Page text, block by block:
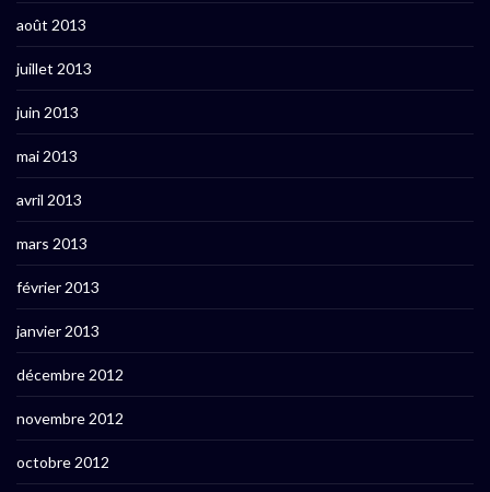
août 2013
juillet 2013
juin 2013
mai 2013
avril 2013
mars 2013
février 2013
janvier 2013
décembre 2012
novembre 2012
octobre 2012